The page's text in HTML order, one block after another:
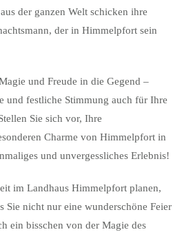
der ganzen Welt schicken ihre
der in Himmelpfort sein
und Freude in die Gegend –
und festliche Stimmung auch für Ihre
Sie sich vor, Ihre
Charme von Himmelpfort in
und unvergessliches Erlebnis!
im Landhaus Himmelpfort planen,
Sie nicht nur eine wunderschöne Feier
ein bisschen von der Magie des